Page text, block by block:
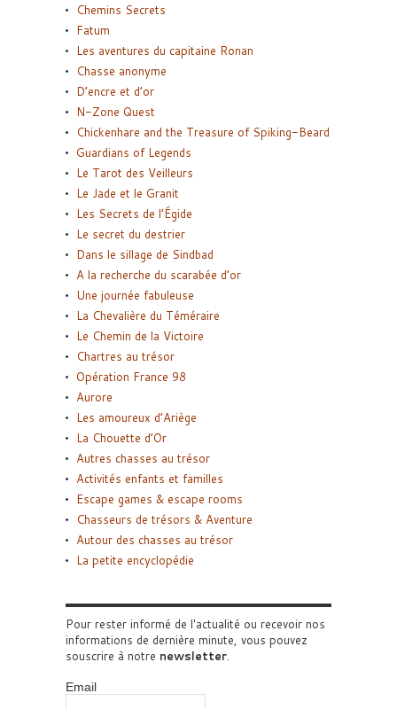
Chemins Secrets
Fatum
Les aventures du capitaine Ronan
Chasse anonyme
D’encre et d’or
N-Zone Quest
Chickenhare and the Treasure of Spiking-Beard
Guardians of Legends
Le Tarot des Veilleurs
Le Jade et le Granit
Les Secrets de l’Égide
Le secret du destrier
Dans le sillage de Sindbad
A la recherche du scarabée d’or
Une journée fabuleuse
La Chevalière du Téméraire
Le Chemin de la Victoire
Chartres au trésor
Opération France 98
Aurore
Les amoureux d’Ariège
La Chouette d’Or
Autres chasses au trésor
Activités enfants et familles
Escape games & escape rooms
Chasseurs de trésors & Aventure
Autour des chasses au trésor
La petite encyclopédie
Pour rester informé de l'actualité ou recevoir nos
informations de dernière minute, vous pouvez
souscrire à notre newsletter.
Email